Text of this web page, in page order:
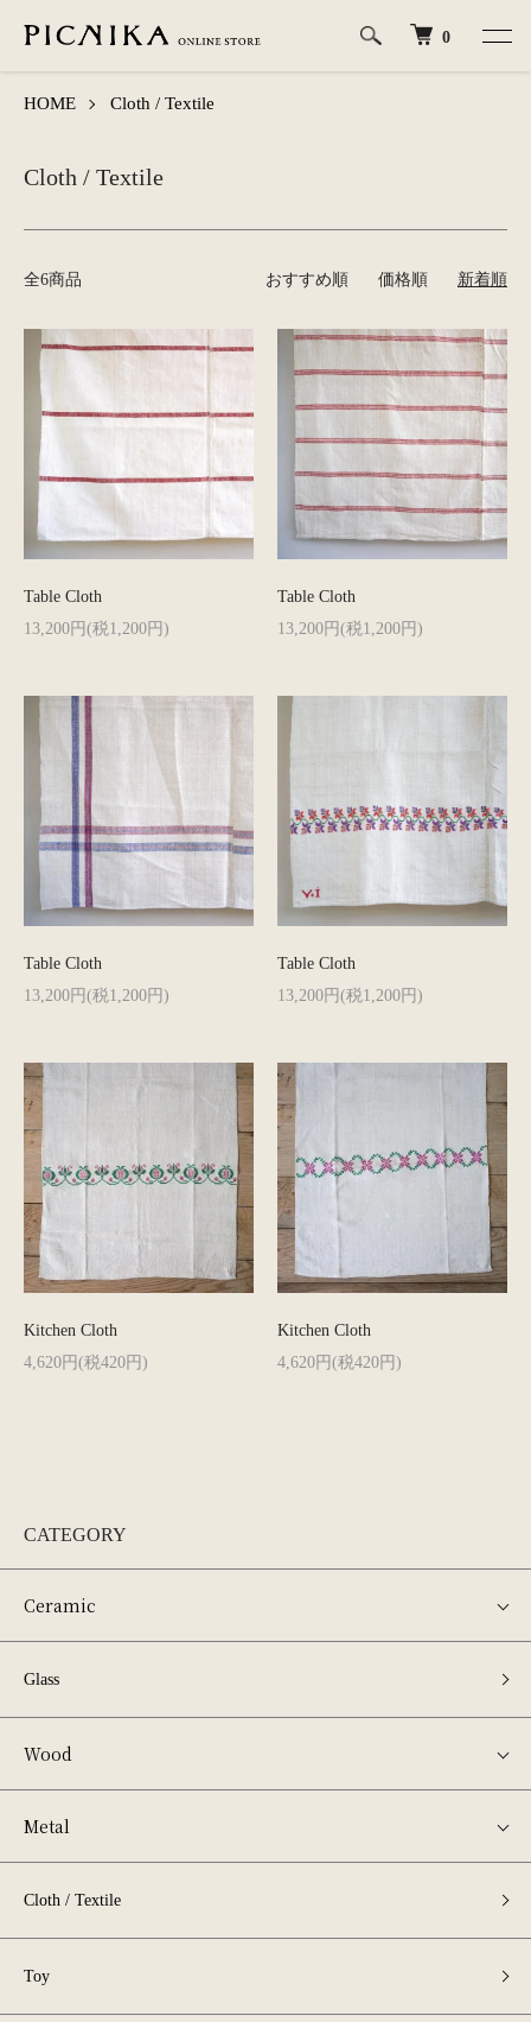
0
HOME Cloth / Textile
Cloth / Textile
全6商品 おすすめ順 価格順 新着順
Table Cloth
13,200円(税1,200円)
Table Cloth
13,200円(税1,200円)
Table Cloth
13,200円(税1,200円)
Table Cloth
13,200円(税1,200円)
Kitchen Cloth
4,620円(税420円)
Kitchen Cloth
4,620円(税420円)
CATEGORY
Ceramic
Glass
Wood
Metal
Cloth / Textile
Toy